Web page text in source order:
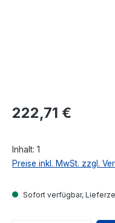
Regulärer Preis:
222,71 €
Inhalt: 1
Preise inkl. MwSt. zzgl.
Sofort verfügbar,